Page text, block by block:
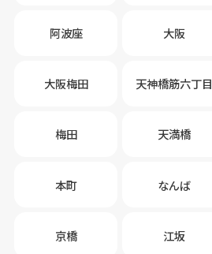
阿波座 大阪
大阪梅田 天神橋筋六丁目
梅田 天満橋
本町 なんば
京橋 江坂